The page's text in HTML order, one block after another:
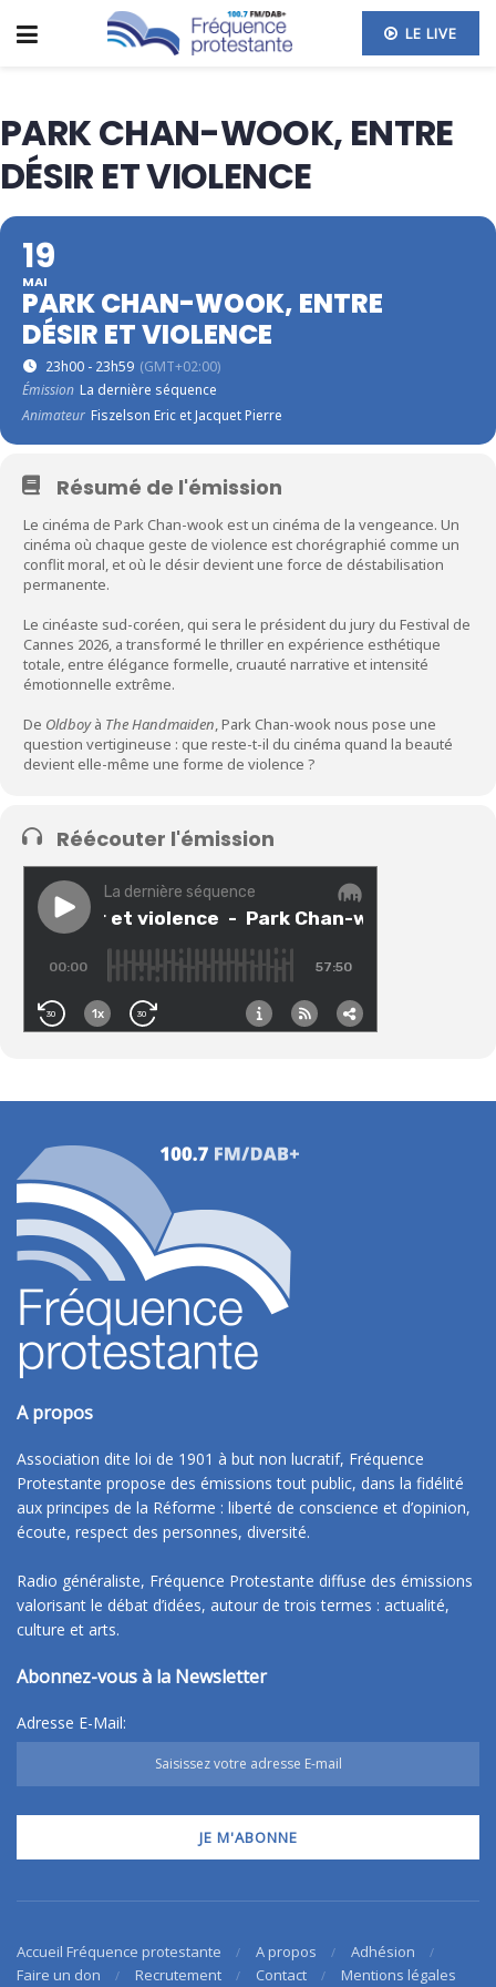
LE LIVE
PARK CHAN-WOOK, ENTRE
DÉSIR ET VIOLENCE
19
MAI
PARK CHAN-WOOK, ENTRE
DÉSIR ET VIOLENCE
23h00 - 23h59 (GMT+02:00)
Émission La dernière séquence
Animateur Fiszelson Eric et Jacquet Pierre
Résumé de l'émission
Le cinéma de Park Chan-wook est un cinéma de la vengeance. Un
cinéma où chaque geste de violence est chorégraphié comme un
conflit moral, et où le désir devient une force de déstabilisation
permanente.
Le cinéaste sud-coréen, qui sera le président du jury du Festival de
Cannes 2026, a transformé le thriller en expérience esthétique
totale, entre élégance formelle, cruauté narrative et intensité
émotionnelle extrême.
De Oldboyà The Handmaiden, Park Chan-wook nous pose une
question vertigineuse : que reste-t-il du cinéma quand la beauté
devient elle-même une forme de violence ?
Réécouter l'émission
A propos
Association dite loi de 1901 à but non lucratif, Fréquence
Protestante propose des émissions tout public, dans la fidélité
aux principes de la Réforme : liberté de conscience et d’opinion,
écoute, respect des personnes, diversité.
Radio généraliste, Fréquence Protestante diffuse des émissions
valorisant le débat d’idées, autour de trois termes : actualité,
culture et arts.
Abonnez-vous à la Newsletter
Adresse E-Mail:
Accueil Fréquence protestante A propos
Adhésion
Faire un don
Recrutement Contact Mentions légales